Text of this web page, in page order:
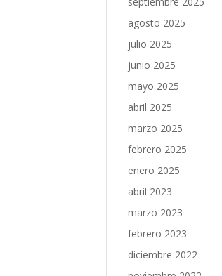
agosto 2025
julio 2025
junio 2025
mayo 2025
abril 2025
marzo 2025
febrero 2025
enero 2025
abril 2023
marzo 2023
febrero 2023
diciembre 2022